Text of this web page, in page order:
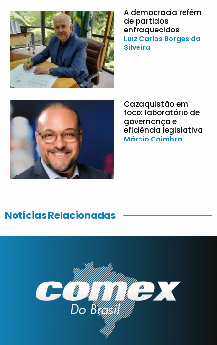
A democracia refém
de partidos
enfraquecidos
Luiz Carlos Borges da
Silveira
Cazaquistão em
foco: laboratório de
governança e
eficiência legislativa
Márcio Coimbra
Notícias Relacionadas